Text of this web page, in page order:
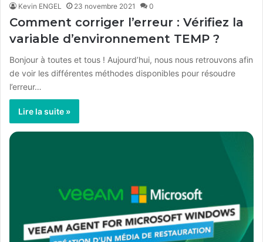
Kevin ENGEL 23 novembre 2021 0
Comment corriger l’erreur : Vérifiez la
variable d’environnement TEMP ?
Bonjour à toutes et tous ! Aujourd’hui, nous nous retrouvons afin
de voir les différentes méthodes disponibles pour résoudre
l’erreur…
Lire la suite »